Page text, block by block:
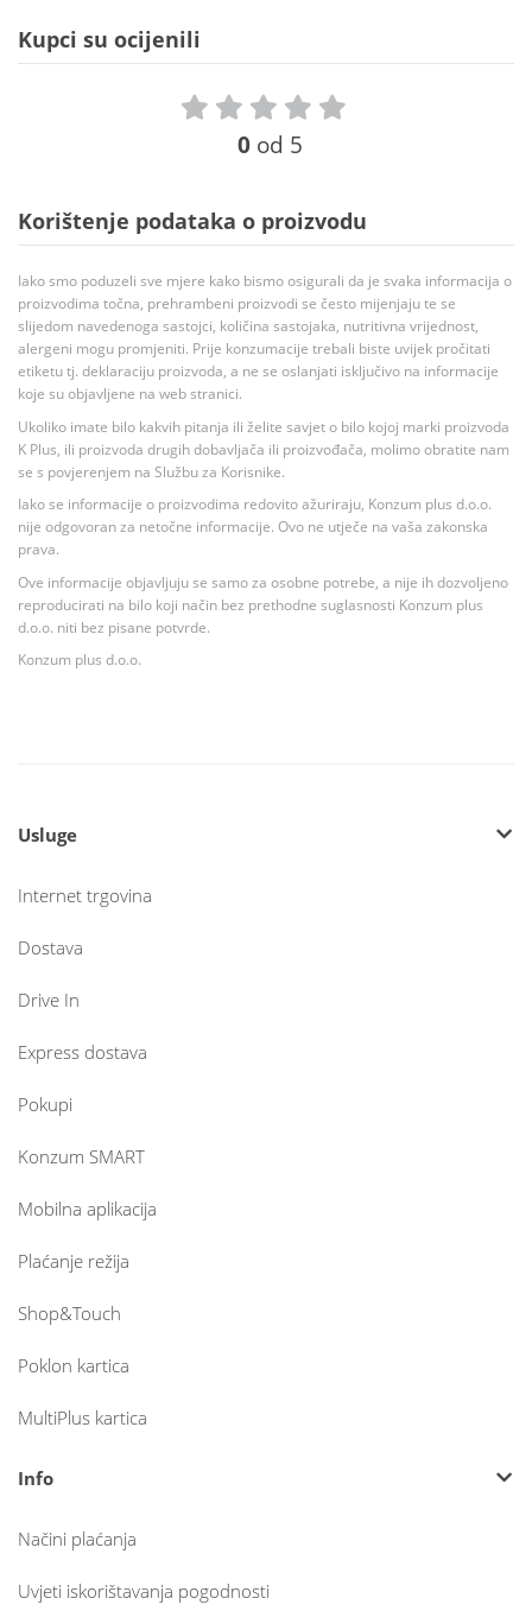
Kupci su ocijenili
0 od 5
Korištenje podataka o proizvodu
Iako smo poduzeli sve mjere kako bismo osigurali da je svaka informacija o
proizvodima točna, prehrambeni proizvodi se često mijenjaju te se
slijedom navedenoga sastojci, količina sastojaka, nutritivna vrijednost,
alergeni mogu promjeniti. Prije konzumacije trebali biste uvijek pročitati
etiketu tj. deklaraciju proizvoda, a ne se oslanjati isključivo na informacije
koje su objavljene na web stranici.
Ukoliko imate bilo kakvih pitanja ili želite savjet o bilo kojoj marki proizvoda
K Plus, ili proizvoda drugih dobavljača ili proizvođača, molimo obratite nam
se s povjerenjem na Službu za Korisnike.
Iako se informacije o proizvodima redovito ažuriraju, Konzum plus d.o.o.
nije odgovoran za netočne informacije. Ovo ne utječe na vaša zakonska
prava.
Ove informacije objavljuju se samo za osobne potrebe, a nije ih dozvoljeno
reproducirati na bilo koji način bez prethodne suglasnosti Konzum plus
d.o.o. niti bez pisane potvrde.
Konzum plus d.o.o.
Usluge
Internet trgovina
Dostava
Drive In
Express dostava
Pokupi
Konzum SMART
Mobilna aplikacija
Plaćanje režija
Shop&Touch
Poklon kartica
MultiPlus kartica
Info
Načini plaćanja
Uvjeti iskorištavanja pogodnosti